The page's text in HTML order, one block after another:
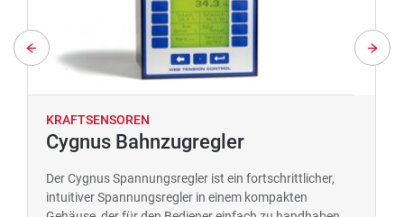
KRAFTSENSOREN
Cygnus Bahnzugregler
Der Cygnus Spannungsregler ist ein fortschrittlicher,
intuitiver Spannungsregler in einem kompakten